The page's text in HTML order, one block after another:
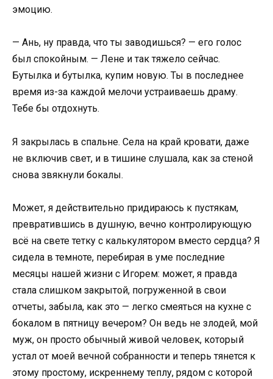
эмоцию.
— Ань, ну правда, что ты заводишься? — его голос
был спокойным. — Лене и так тяжело сейчас.
Бутылка и бутылка, купим новую. Ты в последнее
время из-за каждой мелочи устраиваешь драму.
Тебе бы отдохнуть.
Я закрылась в спальне. Села на край кровати, даже
не включив свет, и в тишине слушала, как за стеной
снова звякнули бокалы.
Может, я действительно придираюсь к пустякам,
превратившись в душную, вечно контролирующую
всё на свете тетку с калькулятором вместо сердца? Я
сидела в темноте, перебирая в уме последние
месяцы нашей жизни с Игорем: может, я правда
стала слишком закрытой, погруженной в свои
отчеты, забыла, как это — легко смеяться на кухне с
бокалом в пятницу вечером? Он ведь не злодей, мой
муж, он просто обычный живой человек, который
устал от моей вечной собранности и теперь тянется к
этому простому, искреннему теплу, рядом с которой